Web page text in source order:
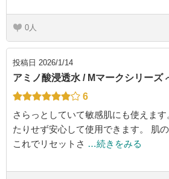
0
投稿日 2026/1/14
アミノ酸浸透水 / Mマークシリーズ
6
さらっとしていて敏感肌にも使えます
たりせず安心して使用できます。 肌
これでリセットさ …続きをみる